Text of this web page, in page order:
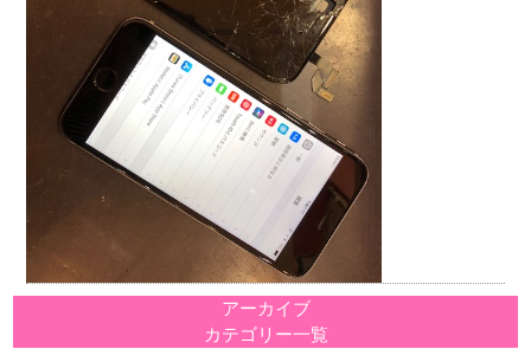
アーカイブ
カテゴリー一覧